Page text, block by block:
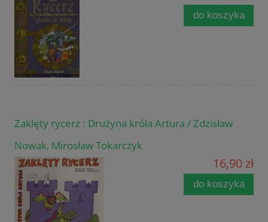
do koszyka
Zaklęty rycerz : Drużyna króla Artura / Zdzisław
Nowak, Mirosław Tokarczyk
16,90 zł
do koszyka